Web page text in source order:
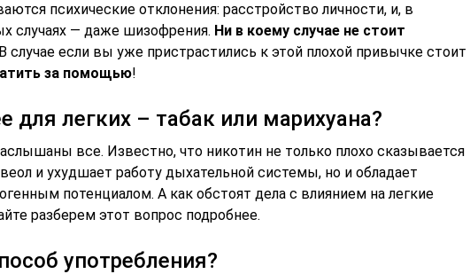
психические отклонения: расстройство личности, и, в
случаях — даже шизофрения. Ни в коему случае не стоит
случае если вы уже пристрастились к этой плохой привычке стоит
за помощью!
для легких – табак или марихуана?
все. Известно, что никотин не только плохо сказывается
и ухудшает работу дыхательной системы, но и обладает
потенциалом. А как обстоят дела с влиянием на легкие
разберем этот вопрос подробнее.
употребления?